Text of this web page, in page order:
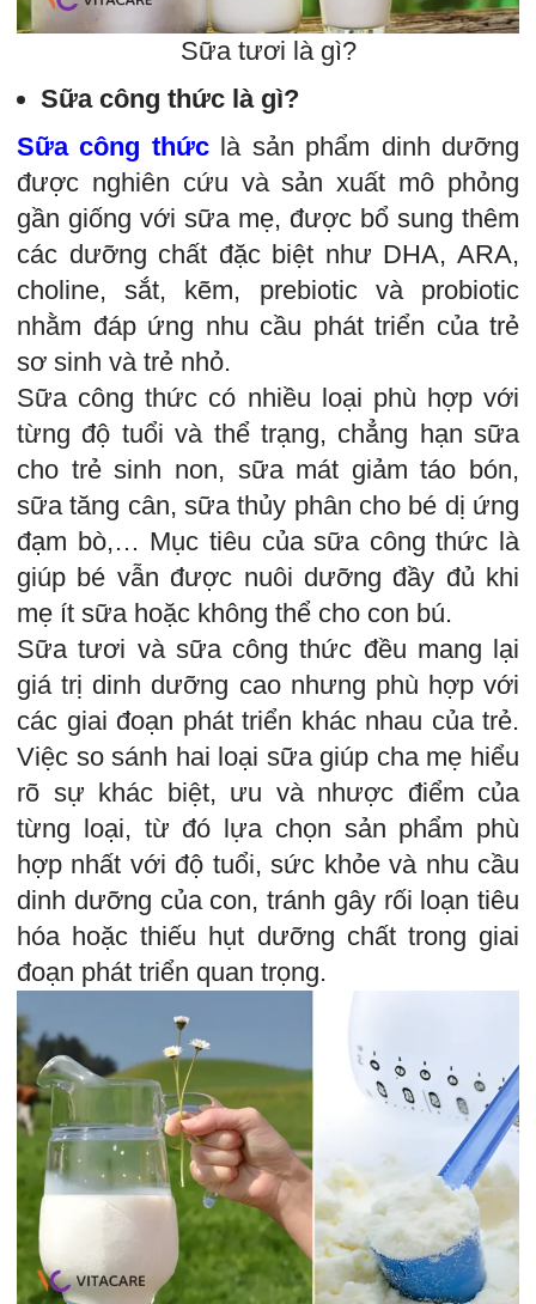
Sữa tươi là gì?
Sữa công thức là gì?
Sữa công thứclà sản phẩm dinh dưỡng
được nghiên cứu và sản xuất mô phỏng
gần giống với sữa mẹ, được bổ sung thêm
các dưỡng chất đặc biệt như DHA, ARA,
choline, sắt, kẽm, prebiotic và probiotic
nhằm đáp ứng nhu cầu phát triển của trẻ
sơ sinh và trẻ nhỏ.
Sữa công thức có nhiều loại phù hợp với
từng độ tuổi và thể trạng, chẳng hạn sữa
cho trẻ sinh non, sữa mát giảm táo bón,
sữa tăng cân, sữa thủy phân cho bé dị ứng
đạm bò,… Mục tiêu của sữa công thức là
giúp bé vẫn được nuôi dưỡng đầy đủ khi
mẹ ít sữa hoặc không thể cho con bú.
Sữa tươi và sữa công thức đều mang lại
giá trị dinh dưỡng cao nhưng phù hợp với
các giai đoạn phát triển khác nhau của trẻ.
Việc so sánh hai loại sữa giúp cha mẹ hiểu
rõ sự khác biệt, ưu và nhược điểm của
từng loại, từ đó lựa chọn sản phẩm phù
hợp nhất với độ tuổi, sức khỏe và nhu cầu
dinh dưỡng của con, tránh gây rối loạn tiêu
hóa hoặc thiếu hụt dưỡng chất trong giai
đoạn phát triển quan trọng.